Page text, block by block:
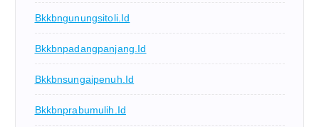
Bkkbngunungsitoli.id
Bkkbnpadangpanjang.id
Bkkbnsungaipenuh.id
Bkkbnprabumulih.id